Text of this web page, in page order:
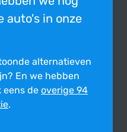
auto's in onze
alter­na­tie­ven
En we hebben
eens de overige 94
.